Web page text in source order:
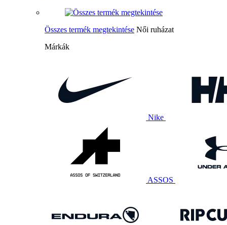
Összes termék megtekintése Női ruházat
Márkák
Nike
ASSOS